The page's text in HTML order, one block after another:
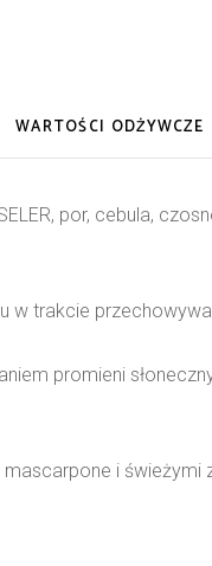
WARTOŚCI ODŻYWCZE
por, cebula,
w trakcie
promieni
i świeżymi